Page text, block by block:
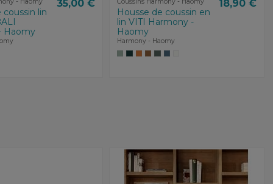
lin
Haomy
35,00 €
Housse de coussin en
lin VITI Harmony -
Haomy
Harmony - Haomy
18,90 €